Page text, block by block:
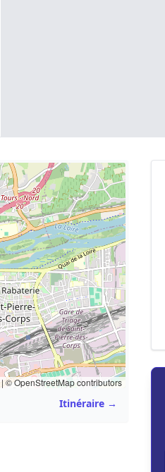
|© OpenStreetMap contributors
Itinéraire →